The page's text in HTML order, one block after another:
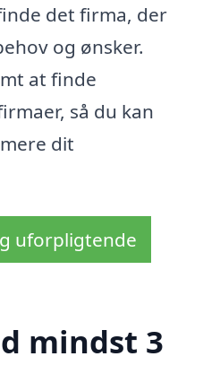
det firma, der
og ønsker.
at finde
så du kan
dit
uforpligtende
mindst 3